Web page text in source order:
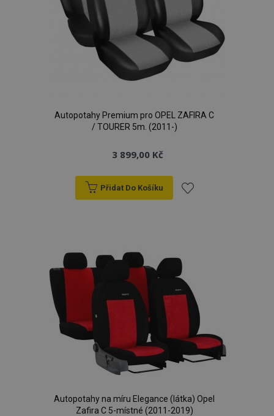
Autopotahy Premium pro OPEL ZAFIRA C
/ TOURER 5m. (2011-)
3 899,00 Kč
Přidat Do Košíku
oblíbeným
Autopotahy na míru Elegance (látka) Opel
Zafira C 5-místné (2011-2019)